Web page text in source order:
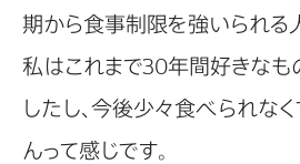
期から食事制限を強いられる
私はこれまで30年間好きなも
したし、今後少々食べられな
んって感じです。